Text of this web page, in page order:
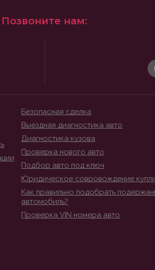
Позвоните нам:
Безопасная сделка
Выездная диагностика авто
Диагностика кузова
Проверка нового авто
Подбор авто под ключ
Юридическое совровождение
Как правильно подобрать
автомобиль?
Проверка VIN номера авто